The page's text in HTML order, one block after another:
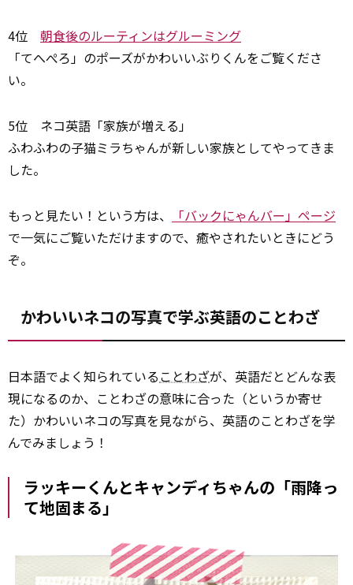
4位 朝食後のルーティンはグルーミング
「てへぺろ」のポーズがかわいいぶりくんをご覧くださ
い。
5位 ネコ英語「家族が増える」
ふわふわの子猫ミラちゃんが新しい家族としてやってきま
した。
もっと見たい！という方は、
「バックにゃんバー」ページ
で一気にご覧いただけますので、癒やされたいときにどう
ぞ。
かわいいネコの写真で学ぶ英語のことわざ
日本語でよく知られていることわざが、英語だとどんな表
現になるのか、ことわざの意味に合った（というか寄せ
た）かわいいネコの写真を見ながら、英語のことわざを学
んでみましょう！
ラッキーくんとキャンディちゃんの「雨降っ
て地固まる」